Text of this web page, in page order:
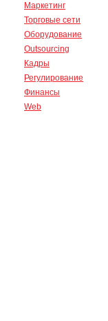
Маркетинг
Торговые сети
Оборудование
Outsourcing
Кадры
Регулирование
Финансы
Web